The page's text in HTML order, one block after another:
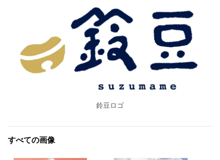
鈴豆ロゴ
すべての画像